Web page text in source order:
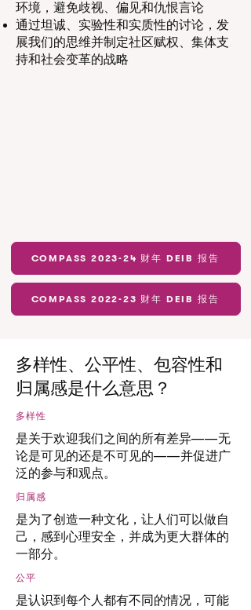
环境，避免歧视、偏见和仇恨言论
通过坦诚、实验性和实质性的讨论，发
展我们的思维并制定社区赋权、集体支
持和社会变革的战略
COMPASS 2023-24 财年 DEIB 报告
COMPASS 2022-23 财年 DEIB 报告
多样性、公平性、包容性和
归属感是什么意思？
多样性
是关于欢迎我们之间的所有差异——无
论是可见的还是不可见的——并促进广
泛的参与和观点。
归属感
是为了创造一种文化，让人们可以做自
己，感到心理安全，并成为更大群体的
一部分。
公平
是认识到每个人都有不同的情况，可能